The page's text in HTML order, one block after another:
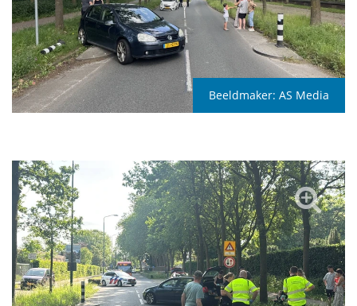
Beeldmaker: AS Media